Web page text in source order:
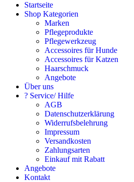
Startseite
Shop Kategorien
Marken
Pflegeprodukte
Pflegewerkzeug
Accessoires für Hunde
Accessoires für Katzen
Haarschmuck
Angebote
Über uns
? Service/ Hilfe
AGB
Datenschutzerklärung
Widerrufsbelehrung
Impressum
Versandkosten
Zahlungsarten
Einkauf mit Rabatt
Angebote
Kontakt